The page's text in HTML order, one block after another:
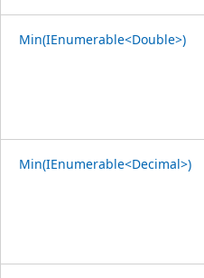
Min(IEnumerable<Double>)
Min(IEnumerable<Decimal>)